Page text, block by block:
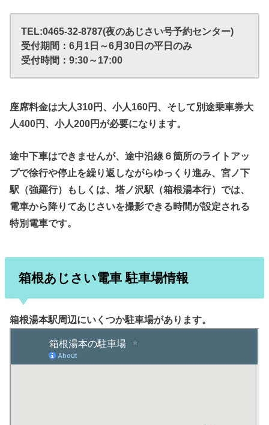
TEL:0465-32-8787(夜のあじさい号予約センター)
受付期間：6月1日～6月30日の平日のみ
受付時間：9:30～17:00
座席料金は大人310円、小人160円、そして別途乗車券大
人400円、小人200円が必要になります。
途中下車はできませんが、途中沿線６箇所のライトアッ
プで徐行や停止を繰り返しながらゆっくり進み、宮ノ下
駅（強羅行）もしくは、塔ノ沢駅（箱根湯本行）では、
電車から降りてあじさいを撮影できる時間が設定される
特別電車です。
箱根あじさい電車 駐車場情報
箱根湯本駅周辺にいくつか駐車場があります。